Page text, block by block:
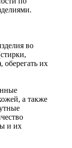
во
их
а также
и их